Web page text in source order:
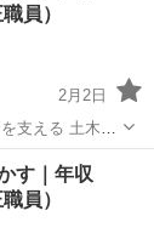
員）
2月2日
支える 土木技
・積算 のご経
要ありませ
す｜年収
員）